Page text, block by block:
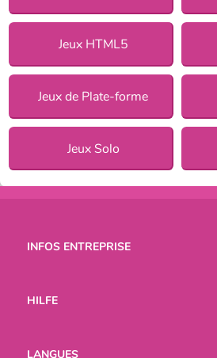
Jeux HTML5
Jeux de Plate-forme
Jeux Solo
INFOS ENTREPRISE
HILFE
LANGUES